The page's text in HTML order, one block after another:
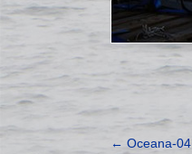
← Oceana-04